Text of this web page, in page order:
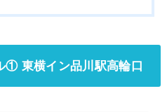
① 東横イン品川駅高輪口